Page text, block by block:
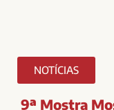
NOTÍCIAS
9ª Mostra